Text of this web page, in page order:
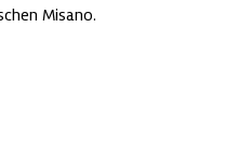
Misano.